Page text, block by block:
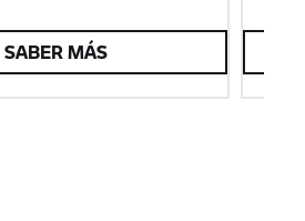
SABER MÁS